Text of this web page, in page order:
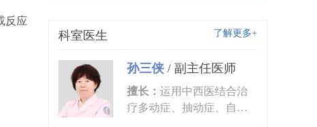
反应
了解更多+
科室医生
孙三侠 / 副主任医师
擅长： 运用中西医结合治
疗多动症、抽动症、自闭